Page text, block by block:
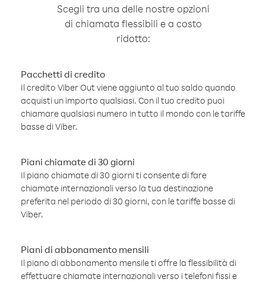
Scegli tra una delle nostre opzioni
di chiamata flessibili e a costo
ridotto:
Pacchetti di credito
Il credito Viber Out viene aggiunto al tuo saldo quando
acquisti un importo qualsiasi. Con il tuo credito puoi
chiamare qualsiasi numero in tutto il mondo con le tariffe
basse di Viber.
Piani chiamate di 30 giorni
Il piano chiamate di 30 giorni ti consente di fare
chiamate internazionali verso la tua destinazione
preferita nel periodo di 30 giorni, con le tariffe basse di
Viber.
Piani di abbonamento mensili
Il piano di abbonamento mensile ti offre la flessibilità di
effettuare chiamate internazionali verso i telefoni fissi e